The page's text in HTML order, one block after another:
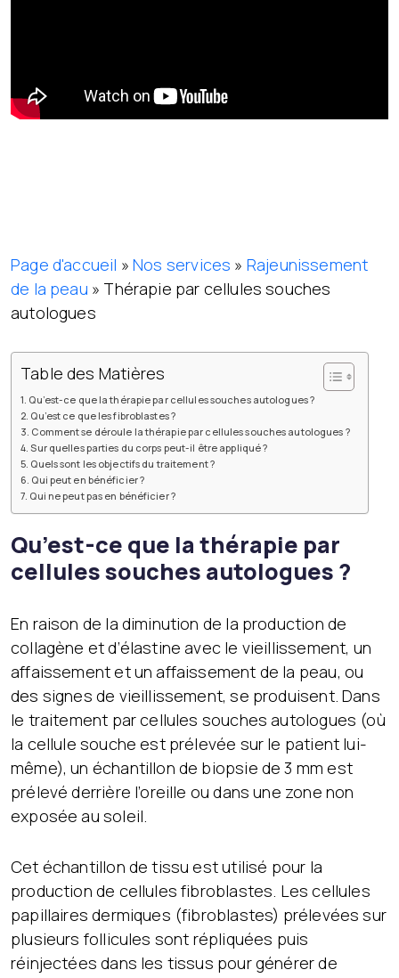
Page d'accueil »Nos services » Rajeunissement
de la peau » Thérapie par cellules souches
autologues
Table des Matières
Qu’est-ce que la thérapie par cellules souches autologues ?
Qu’est ce que les fibroblastes ?
Comment se déroule la thérapie par cellules souches autologues ?
Sur quelles parties du corps peut-il être appliqué ?
Quels sont les objectifs du traitement ?
Qui peut en bénéficier ?
Qui ne peut pas en bénéficier ?
Qu’est-ce que la thérapie par
cellules souches autologues ?
En raison de la diminution de la production de
collagène et d’élastine avec le vieillissement, un
affaissement et un affaissement de la peau, ou
des signes de vieillissement, se produisent. Dans
le traitement par cellules souches autologues (où
la cellule souche est prélevée sur le patient lui-
même), un échantillon de biopsie de 3 mm est
prélevé derrière l’oreille ou dans une zone non
exposée au soleil.
Cet échantillon de tissu est utilisé pour la
production de cellules fibroblastes. Les cellules
papillaires dermiques (fibroblastes) prélevées sur
plusieurs follicules sont répliquées puis
réinjectées dans les tissus pour générer de